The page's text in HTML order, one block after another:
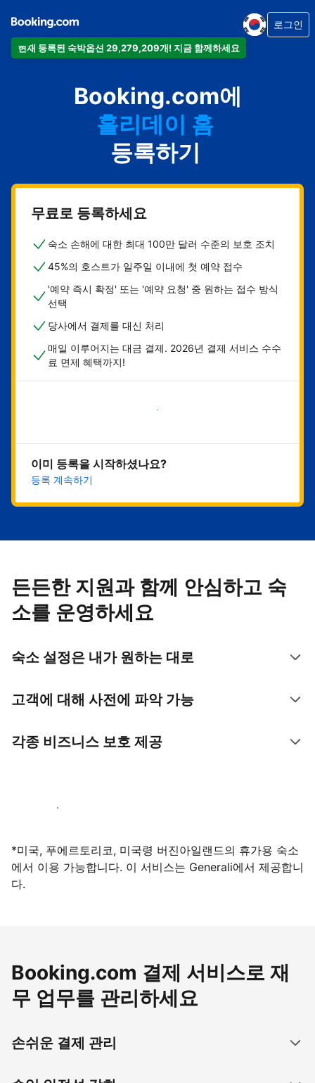
현재 등록된 숙박옵션 29,279,209개! 지금 함께하세요
로그인
Booking.com에
아파트
호텔
홀리데이 홈
게스트하우스
비앤비
등록하기
무료로 등록하세요
숙소 손해에 대한 최대 100만 달러 수준의 보호 조치
45%의 호스트가 일주일 이내에 첫 예약 접수
'예약 즉시 확정' 또는 '예약 요청' 중 원하는 접수 방식
선택
당사에서 결제를 대신 처리
매일 이루어지는 대금 결제. 2026년 결제 서비스 수수
료 면제 혜택까지!
지금 시작하기
이미 등록을 시작하셨나요?
등록 계속하기
든든한 지원과 함께 안심하고 숙
소를 운영하세요
숙소 설정은 내가 원하는 대로
고객에 대해 사전에 파악 가능
각종 비즈니스 보호 제공
지금 등록하기
*미국, 푸에르토리코, 미국령 버진아일랜드의 휴가용 숙소
에서 이용 가능합니다. 이 서비스는 Generali에서 제공합니
다.
Booking.com 결제 서비스로 재
무 업무를 관리하세요
손쉬운 결제 관리